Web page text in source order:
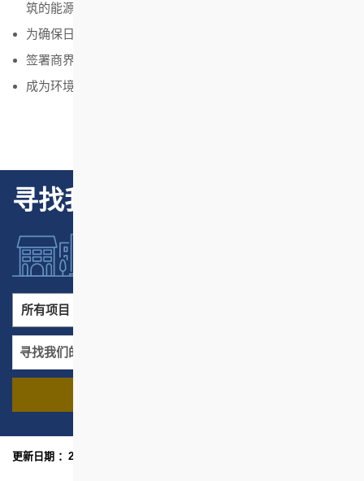
筑的能源效益
为确保日常营运的能源效益，订立相应规范及指引
签署商界环保协会的「低碳约章」，设定减碳目标
成为环境局「碳中和 」的伙伴
寻找我们的项目
所有项目
网页指南
更新日期 ：2025年10月